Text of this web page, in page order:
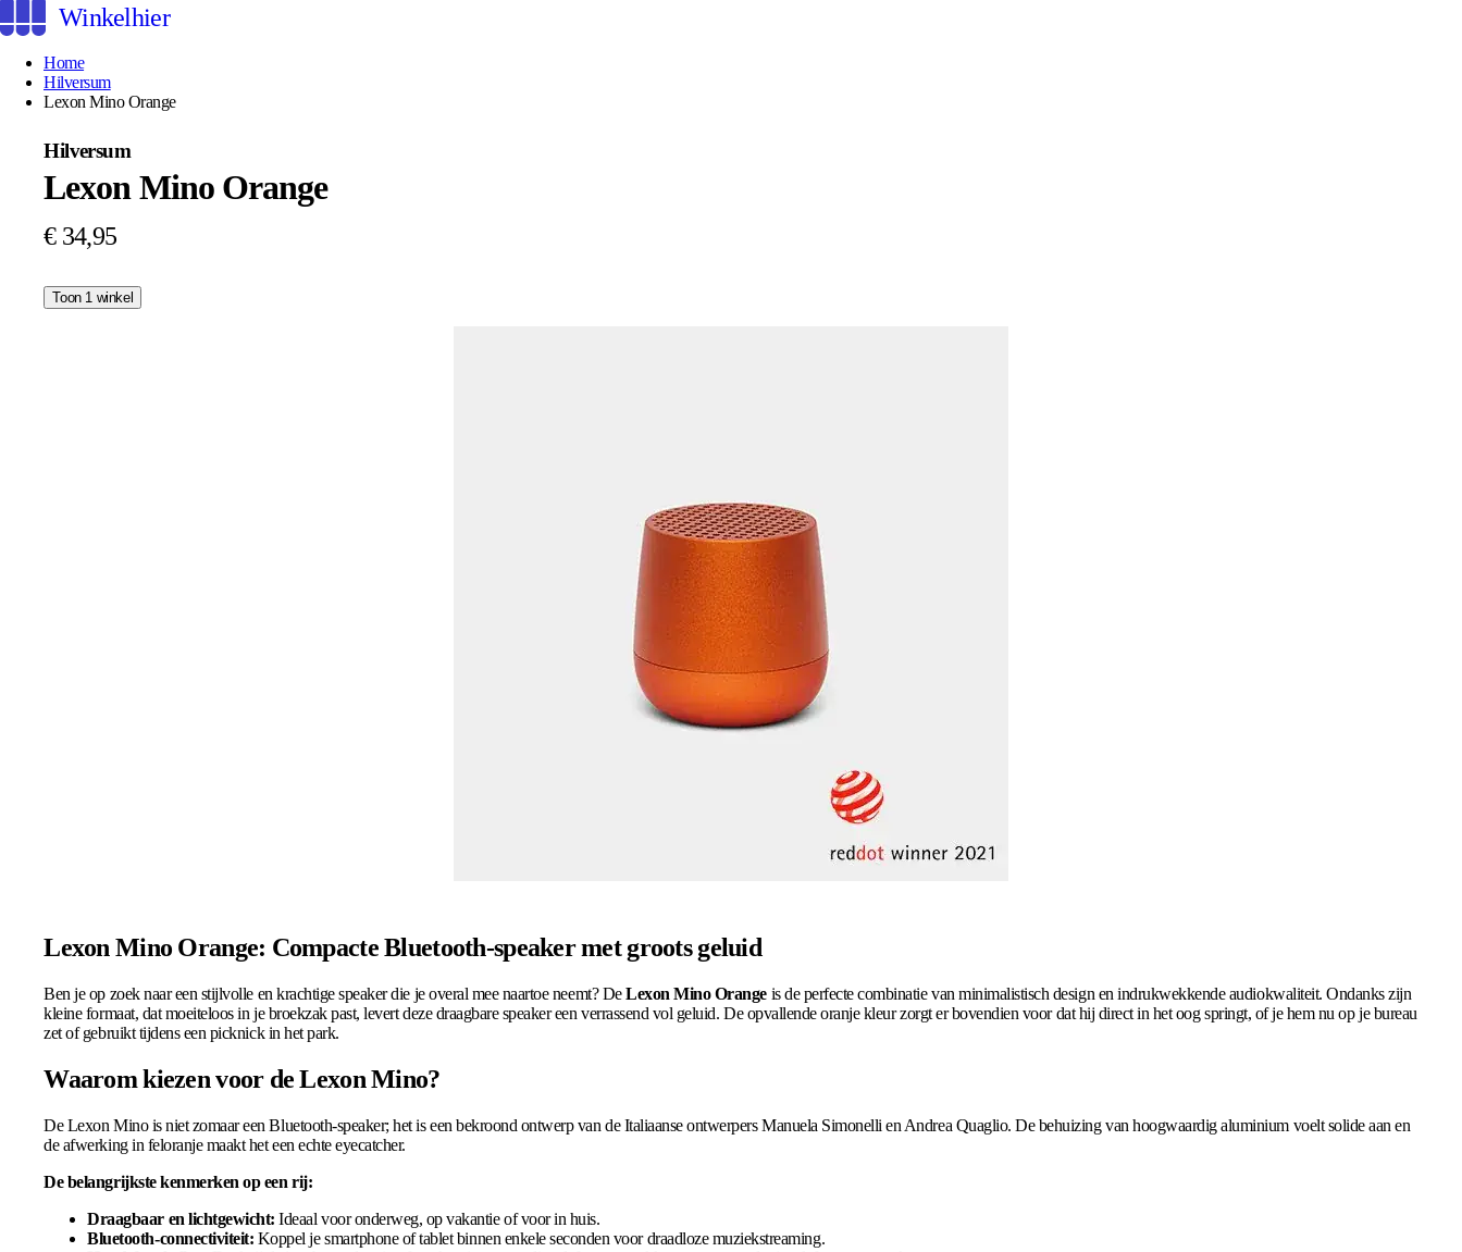
Winkelhier
Home
Hilversum
Lexon Mino Orange
Hilversum
Lexon Mino Orange
€ 34,95
Toon 1 winkel
Lexon Mino Orange: Compacte Bluetooth-speaker met groots geluid
Ben je op zoek naar een stijlvolle en krachtige speaker die je overal mee naartoe neemt? DeLexon Mino Orange is de perfecte combinatie van minimalistisch design en indrukwekkende audiokwaliteit. Ondanks zijn
kleine formaat, dat moeiteloos in je broekzak past, levert deze draagbare speaker een verrassend vol geluid. De opvallende oranje kleur zorgt er bovendien voor dat hij direct in het oog springt, of je hem nu op je bureau
zet of gebruikt tijdens een picknick in het park.
Waarom kiezen voor de Lexon Mino?
De Lexon Mino is niet zomaar een Bluetooth-speaker; het is een bekroond ontwerp van de Italiaanse ontwerpers Manuela Simonelli en Andrea Quaglio. De behuizing van hoogwaardig aluminium voelt solide aan en
de afwerking in feloranje maakt het een echte eyecatcher.
De belangrijkste kenmerken op een rij:
Draagbaar en lichtgewicht: Ideaal voor onderweg, op vakantie of voor in huis.
Bluetooth-connectiviteit: Koppel je smartphone of tablet binnen enkele seconden voor draadloze muziekstreaming.